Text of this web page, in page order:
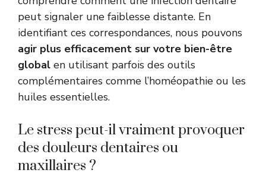
peut signaler une faiblesse distante. En
identifiant ces correspondances, nous pouvons
agir plus efficacement sur votre bien-être
global en utilisant parfois des outils
complémentaires comme l’homéopathie ou les
huiles essentielles.
Le stress peut-il vraiment provoquer
des douleurs dentaires ou
maxillaires ?